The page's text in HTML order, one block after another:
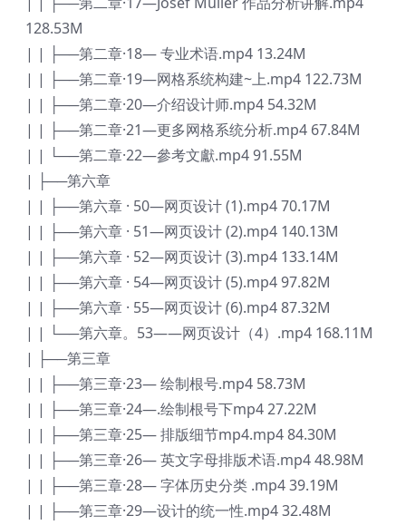
128.53M
| | ├──第二章·18— 专业术语.mp4 13.24M
| | ├──第二章·19—网格系统构建~上.mp4 122.73M
| | ├──第二章·20—介绍设计师.mp4 54.32M
| | ├──第二章·21—更多网格系统分析.mp4 67.84M
| | └──第二章·22—參考文獻.mp4 91.55M
| ├──第六章
| | ├──第六章 · 50—网页设计 (1).mp4 70.17M
| | ├──第六章 · 51—网页设计 (2).mp4 140.13M
| | ├──第六章 · 52—网页设计 (3).mp4 133.14M
| | ├──第六章 · 54—网页设计 (5).mp4 97.82M
| | ├──第六章 · 55—网页设计 (6).mp4 87.32M
| | └──第六章。53——网页设计（4）.mp4 168.11M
| ├──第三章
| | ├──第三章·23— 绘制根号.mp4 58.73M
| | ├──第三章·24—.绘制根号下mp4 27.22M
| | ├──第三章·25— 排版细节mp4.mp4 84.30M
| | ├──第三章·26— 英文字母排版术语.mp4 48.98M
| | ├──第三章·28— 字体历史分类 .mp4 39.19M
| | ├──第三章·29—设计的统一性.mp4 32.48M